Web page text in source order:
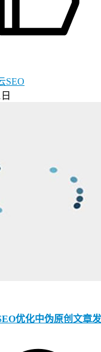
SEO
优化中伪原创文章